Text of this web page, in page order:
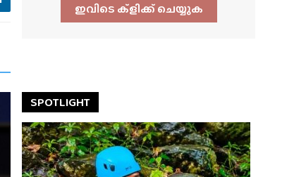
ഇവിടെ ക്ളിക്ക്‌ ചെയ്യുക
SPOTLIGHT